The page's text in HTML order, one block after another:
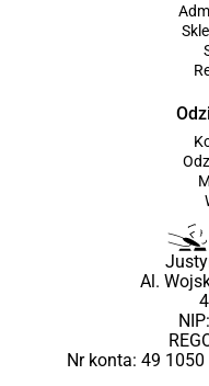
Al.
Nr konta: 49